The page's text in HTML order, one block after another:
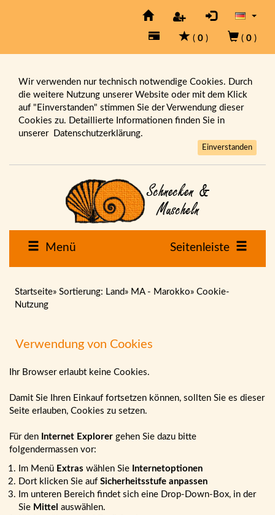
( 0 ) ( 0 )
Wir verwenden nur technisch notwendige Cookies. Durch
die weitere Nutzung unserer Website oder mit dem Klick
auf "Einverstanden" stimmen Sie der Verwendung dieser
Cookies zu. Detaillierte Informationen finden Sie in
unserer Datenschutzerklärung.
Einverstanden
Menü Seitenleiste
Startseite» Sortierung: Land» MA - Marokko» Cookie-
Nutzung
Verwendung von Cookies
Ihr Browser erlaubt keine Cookies.
Damit Sie Ihren Einkauf fortsetzen können, sollten Sie es dieser
Seite erlauben, Cookies zu setzen.
Für den Internet Explorer gehen Sie dazu bitte
folgendermassen vor:
Im Menü Extras wählen Sie Internetoptionen
Dort klicken Sie auf Sicherheitsstufe anpassen
Im unteren Bereich findet sich eine Drop-Down-Box, in der
Sie Mittel auswählen.